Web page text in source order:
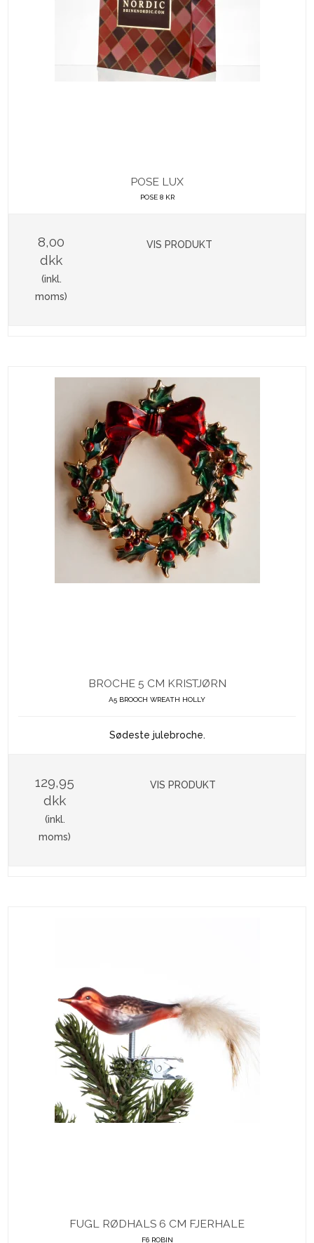
POSE LUX
POSE 8 KR
8,00
dkk
(inkl.
moms)
VIS PRODUKT
BROCHE 5 CM KRISTJØRN
A5 BROOCH WREATH HOLLY
Sødeste julebroche.
129,95
dkk
(inkl.
moms)
VIS PRODUKT
FUGL RØDHALS 6 CM FJERHALE
F6 ROBIN